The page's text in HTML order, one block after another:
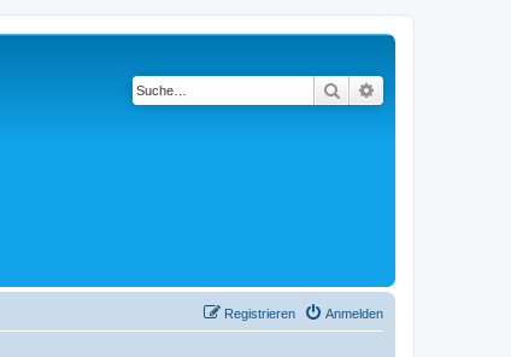
Suche
Anmelden
Registrieren